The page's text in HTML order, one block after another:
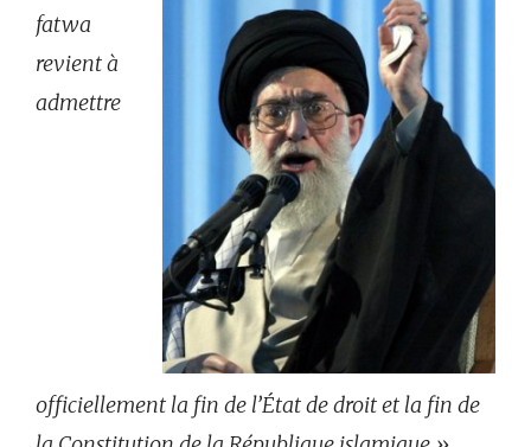
fatwa
revient à
admettre
officiellement la fin de l’État de droit et la fin de